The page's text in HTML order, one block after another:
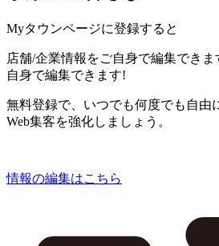
Myタウンページに登録すると
店舗/企業情報をご自身で編集できま
自身で編集できます!
無料登録で、いつでも何度でも自由
Web集客を強化しましょう。
情報の編集はこちら